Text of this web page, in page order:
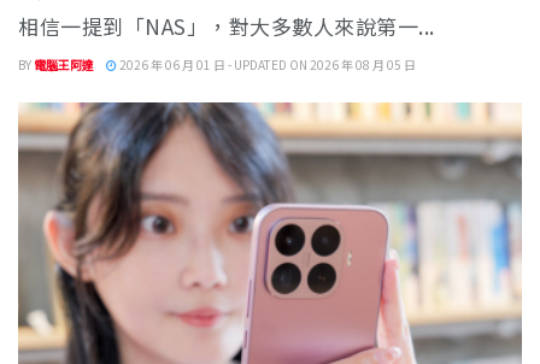
相信一提到「NAS」，對大多數人來說第一...
BY 電腦王阿達 2026 年 06 月 01 日 - UPDATED ON 2026 年 08 月 05 日